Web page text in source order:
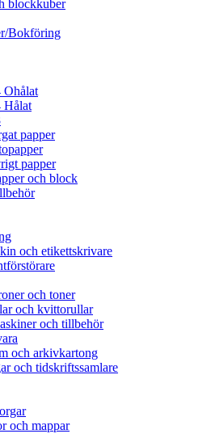
blockkuber
Bokföring
Ohålat
Hålat
papper
papper
och block
och etikettskrivare
och toner
och kvittorullar
och tillbehör
och arkivkartong
och tidskriftssamlare
och mappar